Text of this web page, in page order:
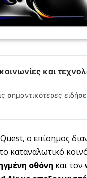
και
σημαντικότερες
o επίσημος
καταναλωτικό
οθόνη και τον